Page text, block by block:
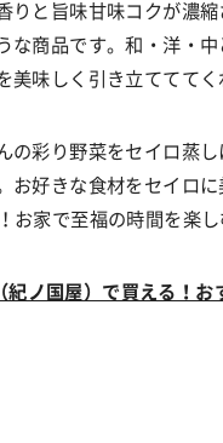
りと旨味甘味コクが濃
な商品です。和・洋・
味しく引き立てててく
の彩り野菜をセイロ蒸
お好きな食材をセイロ
お家で至福の時間を楽
（紀ノ国屋）で買える！